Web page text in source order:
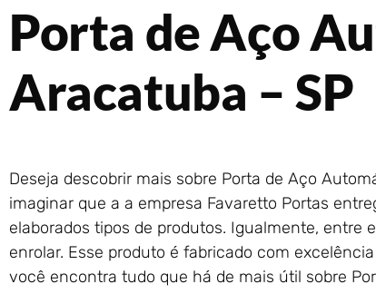
Porta de Aço
Aracatuba – SP
Deseja descobrir mais sobre Porta de Aço
imaginar que a a empresa Favaretto Portas
elaborados tipos de produtos. Igualmente, entre
enrolar. Esse produto é fabricado com
você encontra tudo que há de mais útil sobre